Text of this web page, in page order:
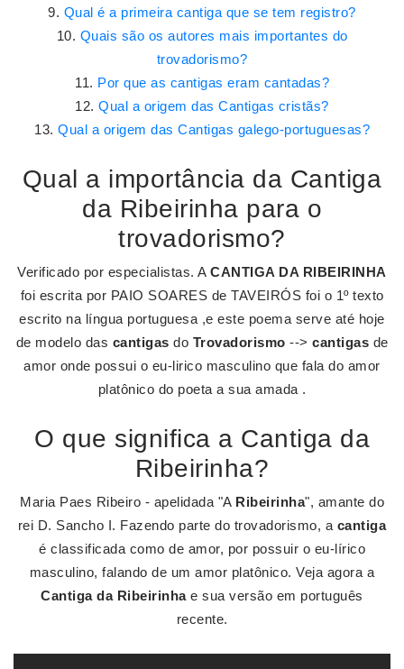
Qual é a primeira cantiga que se tem registro?
Quais são os autores mais importantes do
trovadorismo?
Por que as cantigas eram cantadas?
Qual a origem das Cantigas cristãs?
Qual a origem das Cantigas galego-portuguesas?
Qual a importância da Cantiga
da Ribeirinha para o
trovadorismo?
Verificado por especialistas. ACANTIGA DA RIBEIRINHA
foi escrita por PAIO SOARES de TAVEIRÓS foi o 1º texto
escrito na língua portuguesa ,e este poema serve até hoje
de modelo das cantigas do Trovadorismo --> cantigas de
amor onde possui o eu-lirico masculino que fala do amor
platônico do poeta a sua amada .
O que significa a Cantiga da
Ribeirinha?
Maria Paes Ribeiro - apelidada "A Ribeirinha", amante do
rei D. Sancho I. Fazendo parte do trovadorismo, a cantiga
é classificada como de amor, por possuir o eu-lírico
masculino, falando de um amor platônico. Veja agora a
Cantiga da Ribeirinhae sua versão em português
recente.